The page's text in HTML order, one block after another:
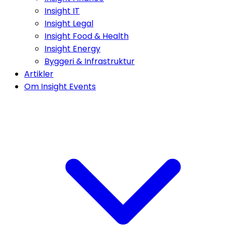
Insight IT
Insight Legal
Insight Food & Health
Insight Energy
Byggeri & Infrastruktur
Artikler
Om Insight Events